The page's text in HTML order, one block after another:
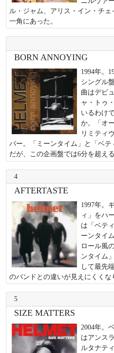
ル・ジャム、アリス・イン・チ
一角にあった。
BORN ANNOYING
1994年。
シングル
曲はデビ
ャ・トゥ
いるわけ
か。「オ
リミティ
バー。「ミーンタイム」と「ベ
だが、この企画盤では6分を超え
4
AFTERTASTE
1997年。
ィ」をハ
は「ベテ
ーンタイ
ロール風
ンタイム
して最先
のバンドとの違いが見えにくくな
5
SIZE MATTERS
2004年。
はアンス
ルタナテ